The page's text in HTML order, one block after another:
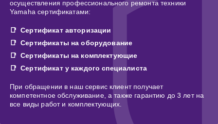
осуществления профессионального ремонта техники
Yamaha сертификатами:
Сертификат авторизации
Сертификаты на оборудование
Сертификаты на комплектующие
Сертификат у каждого специалиста
При обращении в наш сервис клиент получает
компетентное обслуживание, а также гарантию до 3 лет на
все виды работ и комплектующих.